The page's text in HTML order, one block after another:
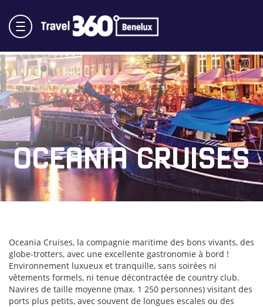
OCEANIA CRUISES
Oceania Cruises, la compagnie maritime des bons vivants, des
globe-trotters, avec une excellente gastronomie à bord !
Environnement luxueux et tranquille, sans soirées ni
vêtements formels, ni tenue décontractée de country club.
Navires de taille moyenne (max. 1 250 personnes) visitant des
ports plus petits, avec souvent de longues escales ou des